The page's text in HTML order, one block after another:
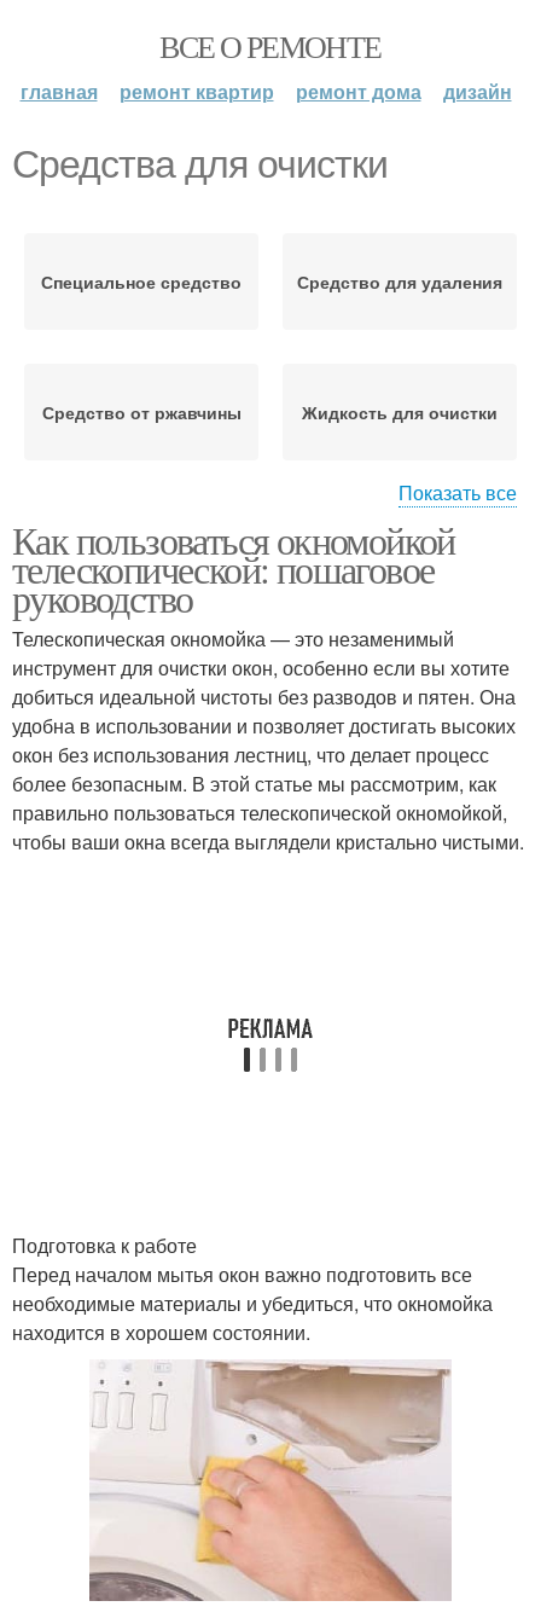
ВСЕ О РЕМОНТЕ
главная ремонт квартир ремонт дома дизайн
Средства для очистки
Специальное средство Средство для удаления
Средство от ржавчины Жидкость для очистки
средство
Эффективная очистка
Средство для
окномойки
Правильные средства
Очистка от грязи Регулярная очистка
Средства для чистки
Химические средства Народные средства
Средства для удаления Вод для очистки
Показать все
Как пользоваться окномойкой
телескопической: пошаговое
руководство
Телескопическая окномойка — это незаменимый
инструмент для очистки окон, особенно если вы хотите
добиться идеальной чистоты без разводов и пятен. Она
удобна в использовании и позволяет достигать высоких
окон без использования лестниц, что делает процесс
более безопасным. В этой статье мы рассмотрим, как
правильно пользоваться телескопической окномойкой,
чтобы ваши окна всегда выглядели кристально чистыми.
Подготовка к работе
Перед началом мытья окон важно подготовить все
необходимые материалы и убедиться, что окномойка
находится в хорошем состоянии.